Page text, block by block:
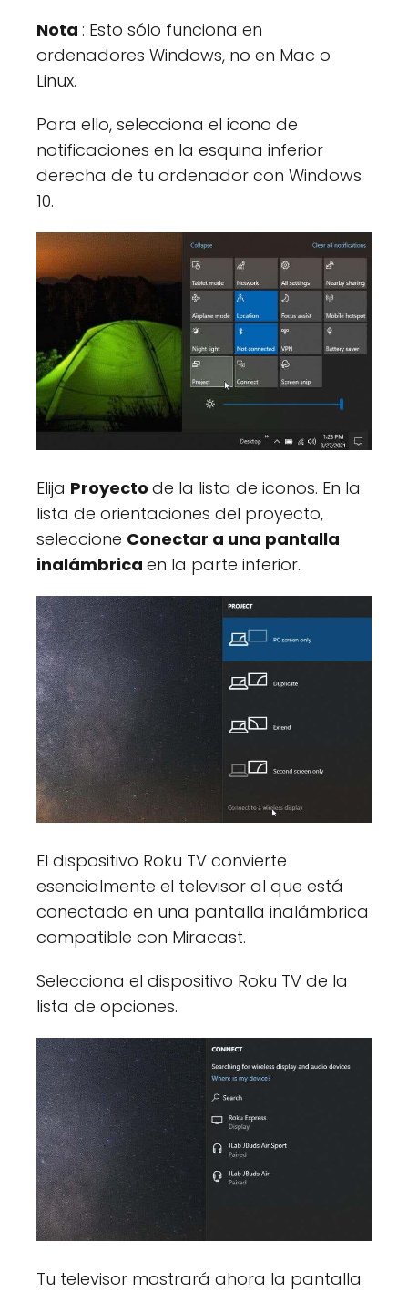
Nota : Esto sólo funciona en
ordenadores Windows, no en Mac o
Linux.
Para ello, selecciona el icono de
notificaciones en la esquina inferior
derecha de tu ordenador con Windows
10.
Elija Proyecto de la lista de iconos. En la
lista de orientaciones del proyecto,
seleccione Conectar a una pantalla
inalámbrica en la parte inferior.
El dispositivo Roku TV convierte
esencialmente el televisor al que está
conectado en una pantalla inalámbrica
compatible con Miracast.
Selecciona el dispositivo Roku TV de la
lista de opciones.
Tu televisor mostrará ahora la pantalla